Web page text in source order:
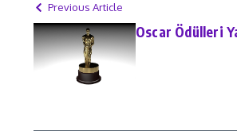
Previous Article
Oscar Ödülleri